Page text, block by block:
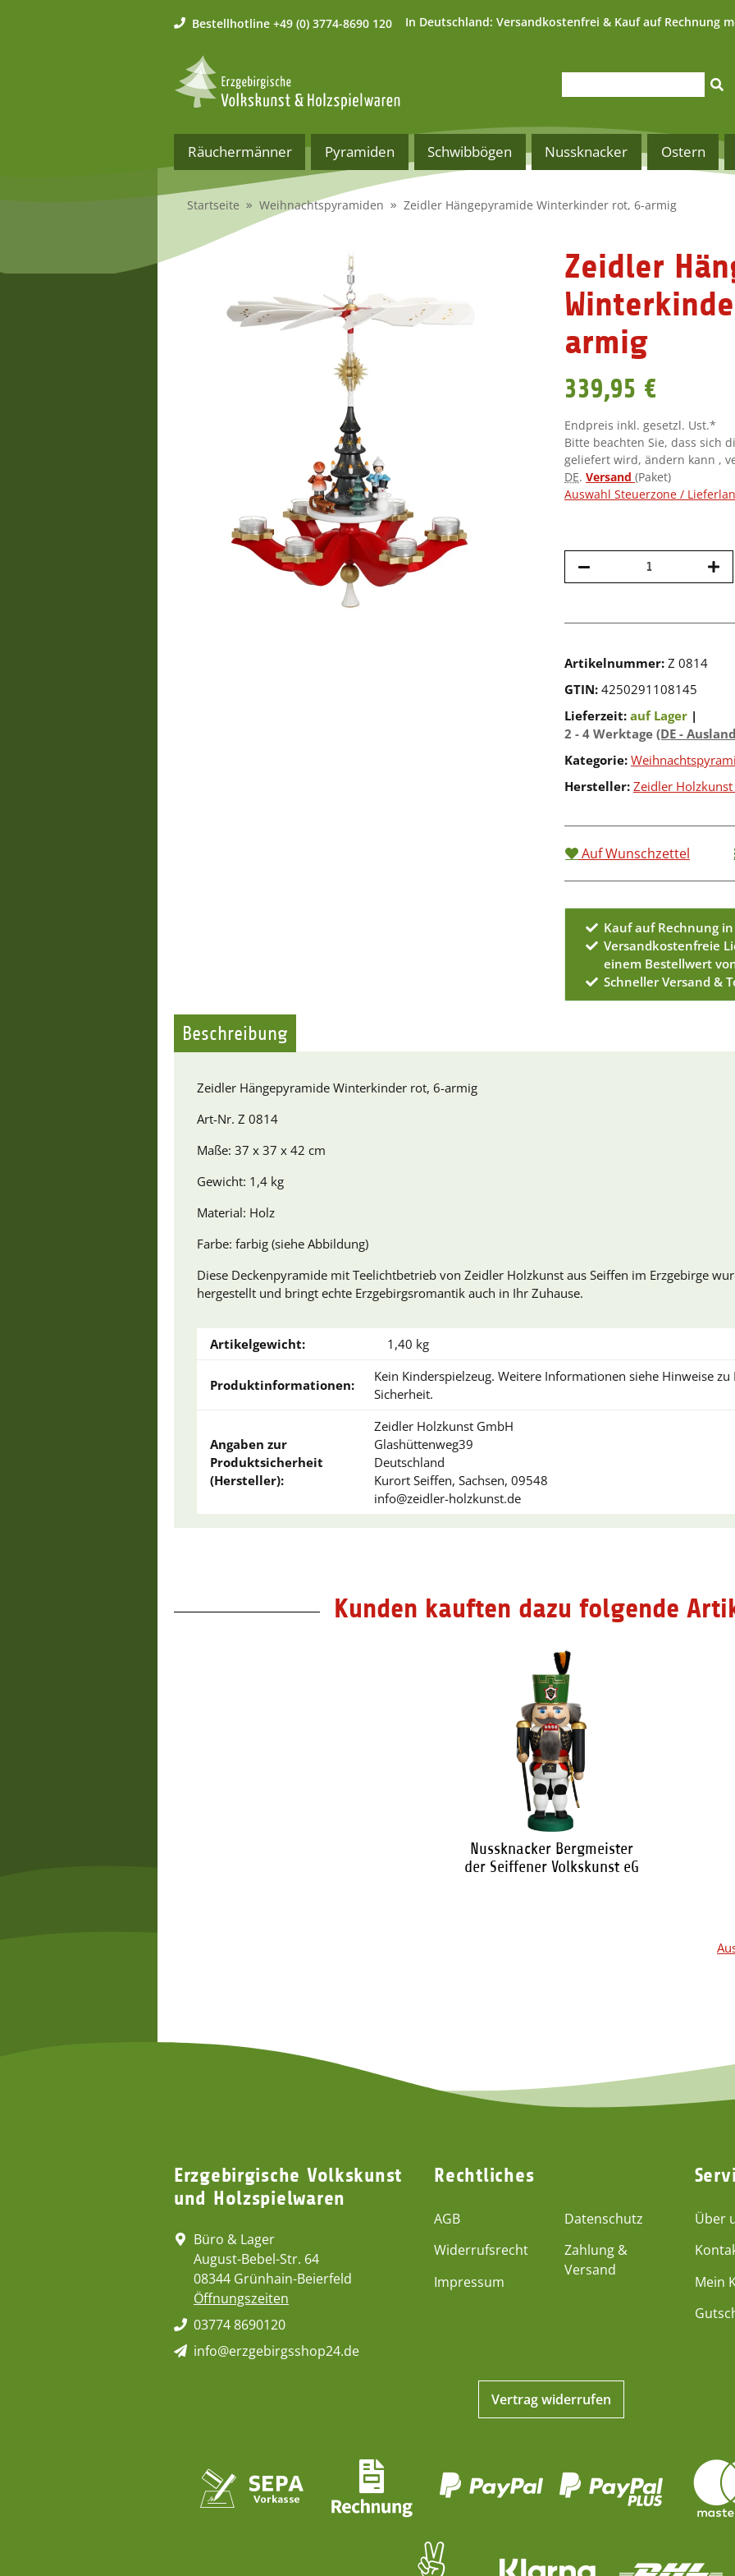
Bestellhotline +49 (0) 3774-8690 120 In Deutschland: Versandkostenfrei & Kauf auf Rechnung
Räuchermänner Pyramiden Schwibbögen Nussknacker Ostern
Startseite Weihnachtspyramiden Zeidler Hängepyramide Winterkinder rot, 6-armig
Zeidler
armig
339,95 €
Endpreis inkl. gesetzl. Ust.*
Bitte beachten Sie, dass sich
geliefert wird, ändern kann ,
DE. Versand (Paket)
Auswahl Steuerzone /
Artikelnummer: Z 0814
GTIN: 4250291108145
Lieferzeit: auf Lager |
2 - 4 Werktage (DE -
Kategorie:
Hersteller: Zeidler
Auf Wunschzettel
Kauf auf Rechnung
Versandkostenfreie
einem Bestellwert
Schneller Versand &
Beschreibung
Zeidler Hängepyramide Winterkinder rot, 6-armig
Art-Nr. Z 0814
Maße: 37 x 37 x 42 cm
Gewicht: 1,4 kg
Material: Holz
Farbe: farbig (siehe Abbildung)
Diese Deckenpyramide mit Teelichtbetrieb von Zeidler Holzkunst aus Seiffen im Erzgebirge
hergestellt und bringt echte Erzgebirgsromantik auch in Ihr Zuhause.
Artikelgewicht: 1,40 kg
Produktinformationen:
Kein Kinderspielzeug. Weitere Informationen siehe Hinweise
Sicherheit.
Angaben zur
Produktsicherheit
(Hersteller):
Zeidler Holzkunst GmbH
Glashüttenweg39
Deutschland
Kurort Seiffen, Sachsen, 09548
info@zeidler-holzkunst.de
Kunden kauften dazu folgende
Nussknacker Bergmeister
der Seiffener Volkskunst eG
Erzgebirgische Volkskunst
und Holzspielwaren
Büro & Lager
August-Bebel-Str. 64
08344 Grünhain-Beierfeld
Öffnungszeiten
03774 8690120
info@erzgebirgsshop24.de
Rechtliches
AGB
Widerrufsrecht
Impressum
Datenschutz
Zahlung &
Versand
Über
Mein
Vertrag widerrufen